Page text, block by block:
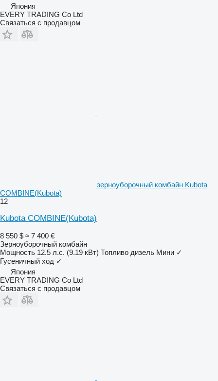
Япония
EVERY TRADING Co Ltd
Связаться с продавцом
зерноуборочный комбайн Kubota
COMBINE(Kubota)
12
Kubota COMBINE(Kubota)
8 550 $ ≈ 7 400 €
Зерноуборочный комбайн
Мощность 12.5 л.с. (9.19 кВт) Топливо дизель Мини ✓
Гусеничный ход ✓
Япония
EVERY TRADING Co Ltd
Связаться с продавцом